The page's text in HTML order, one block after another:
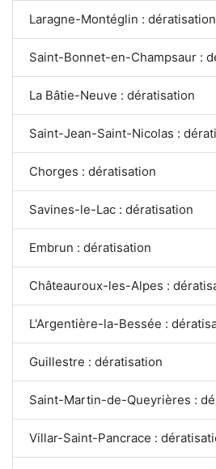
Laragne-Montéglin : dératisation
Saint-Bonnet-en-Champsaur :
La Bâtie-Neuve : dératisation
Saint-Jean-Saint-Nicolas :
Chorges : dératisation
Savines-le-Lac : dératisation
Embrun : dératisation
Châteauroux-les-Alpes :
L'Argentière-la-Bessée :
Guillestre : dératisation
Saint-Martin-de-Queyrières :
Villar-Saint-Pancrace :